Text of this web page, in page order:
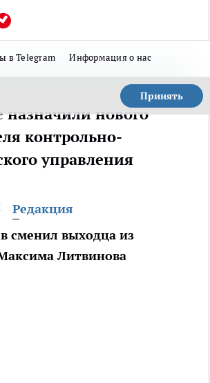
в Telegram Информация о нас
Принять
назначили нового
контрольно-
управления
Редакция
сменил выходца из
Литвинова